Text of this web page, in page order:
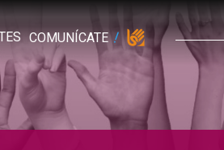
COMUNÍCATE